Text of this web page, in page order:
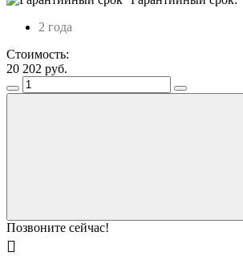
2 года
Стоимость:
20 202 руб.
Позвоните сейчас!